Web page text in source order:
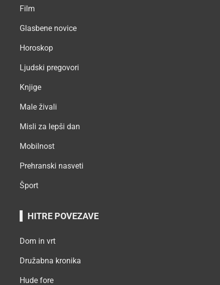
Film
Glasbene novice
Horoskop
Ljudski pregovori
Knjige
Male živali
Misli za lepši dan
Mobilnost
Prehranski nasveti
Šport
HITRE POVEZAVE
Dom in vrt
Družabna kronika
Hude fore